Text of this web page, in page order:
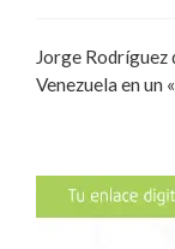
Jorge Rodríguez
Venezuela en un